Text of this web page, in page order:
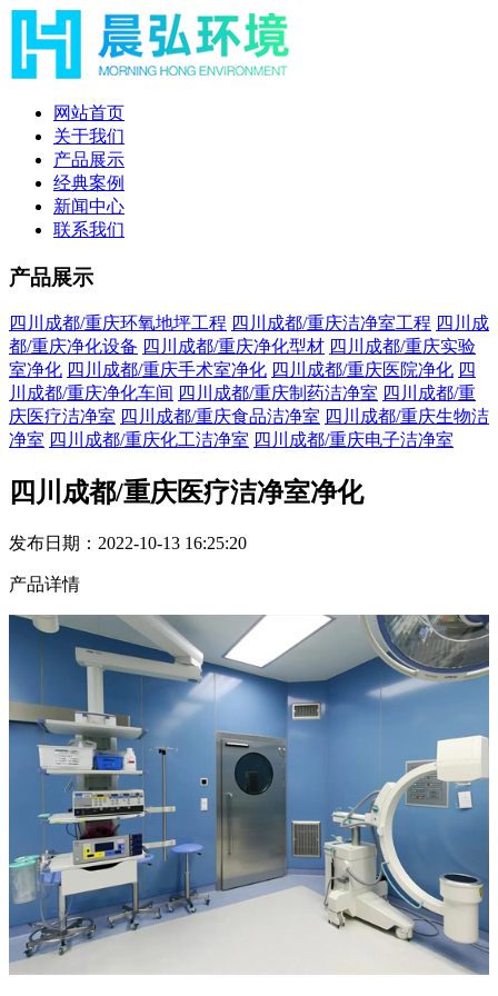
网站首页
关于我们
产品展示
经典案例
新闻中心
联系我们
产品展示
四川成都/重庆环氧地坪工程 四川成都/重庆洁净室工程 四川成
都/重庆净化设备 四川成都/重庆净化型材 四川成都/重庆实验
室净化 四川成都/重庆手术室净化 四川成都/重庆医院净化 四
川成都/重庆净化车间 四川成都/重庆制药洁净室 四川成都/重
庆医疗洁净室 四川成都/重庆食品洁净室 四川成都/重庆生物洁
净室 四川成都/重庆化工洁净室 四川成都/重庆电子洁净室
四川成都/重庆医疗洁净室净化
发布日期：2022-10-13 16:25:20
产品详情